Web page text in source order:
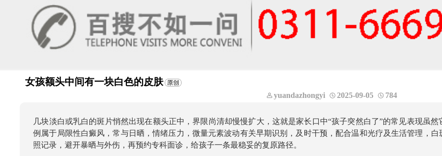
女孩额头中间有一块白色的皮肤
yuandazhongyi 2025-09-05 784
几块淡白或乳白的斑片悄然出现在额头正中，界限尚清却慢慢扩大，这就是家长口中“孩子突然白了”的常见表现虽
例属于局限性白癜风，常与日晒，情绪压力，微量元素波动有关早期识别，及时干预，配合温和光疗及生活管理，
照记录，避开暴晒与外伤，再预约专科面诊，给孩子一条最稳妥的复原路径。